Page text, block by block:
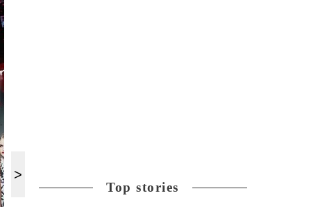
Top stories